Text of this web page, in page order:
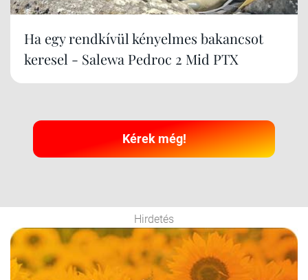
Ha egy rendkívül kényelmes bakancsot
keresel - Salewa Pedroc 2 Mid PTX
Kérek még!
Hirdetés